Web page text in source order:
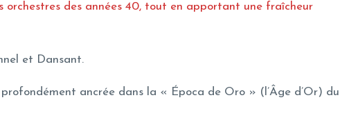
orchestres des années 40, tout en apportant une fraîcheur
et Dansant.
ancrée dans la « Época de Oro » (l’Âge d’Or) du